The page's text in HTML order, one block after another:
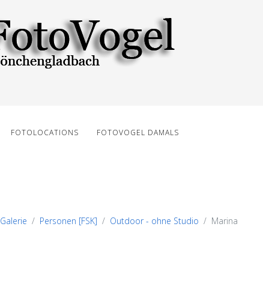
FOTOLOCATIONS FOTOVOGEL DAMALS
Galerie Personen [FSK] Outdoor - ohne Studio Marina